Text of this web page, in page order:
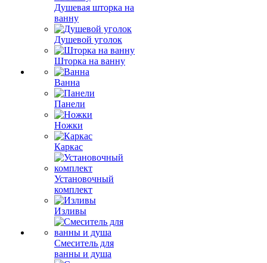
Душевая шторка на
ванну
Душевой уголок
Шторка на ванну
Ванна
Панели
Ножки
Каркас
Установочный
комплект
Изливы
Смеситель для
ванны и душа